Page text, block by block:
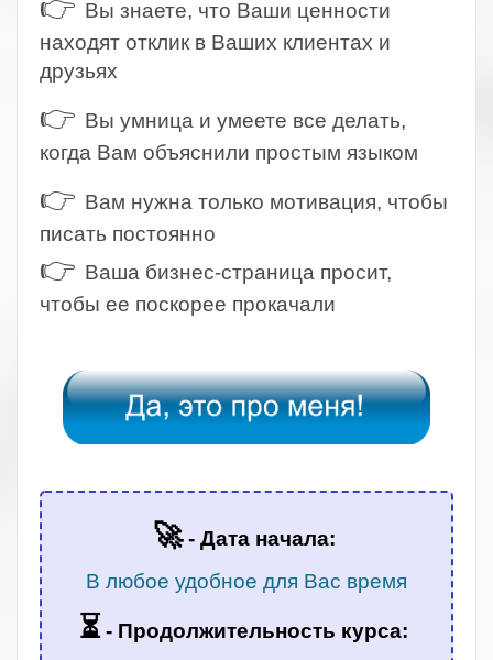
👉 Вы знаете, что Ваши ценности
находят отклик в Ваших клиентах и
друзьях
👉 Вы умница и умеете все делать,
когда Вам объяснили простым языком
👉 Вам нужна только мотивация, чтобы
писать постоянно
👉 Ваша бизнес-страница просит,
чтобы ее поскорее прокачали
🚀- Дата начала:
В любое удобное для Вас время
⏳- Продолжительность курса: